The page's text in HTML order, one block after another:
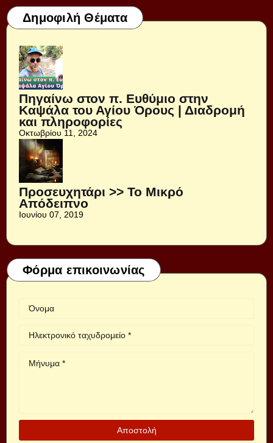
Δημοφιλή Θέματα
Πηγαίνω στον π. Ευθύμιο στην
Καψάλα του Αγίου Όρους | Διαδρομή
και πληροφορίες
Οκτωβρίου 11, 2024
Προσευχητάρι >> Το Μικρό
Απόδειπνο
Ιουνίου 07, 2019
Φόρμα επικοινωνίας